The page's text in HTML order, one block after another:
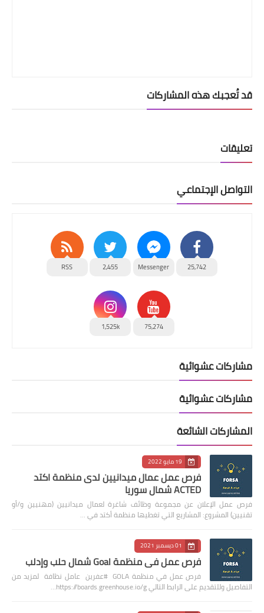
قد تُعجبك هذه المشاركات
تعليقات
التواصل الإجتماعي
25,742
Messenger
2,455
RSS
75,274
1,525k
مشاركات عشوائية
مشاركات عشوائية
المشاركات الشائعة
19 مايو 2022
فرص عمل عمال ميدانيين لدى منظمة اكتد
ACTED شمال سوريا
فرص عمل الإعلان عن مجموعة وظائف شاغرة لعمال ميدانيين (مهنيين و/أو
تقنيين) المشروع: المشاريع التي تغطيها منظمة أكتد في …
01 ديسمبر 2021
فرص عمل في منظمة Goal شمال حلب وإدلب
فرص عمل في منظمة GOLA #عفرين عامل نظافة لمزيد من
التفاصيل وللتقديم على الرابط التالي https://boards.greenhouse.io/g…